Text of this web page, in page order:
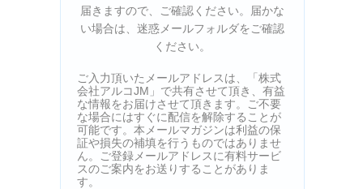
届きますので、ご確認ください。届かな
い場合は、迷惑メールフォルダをご確認
ください。
ご入力頂いたメールアドレスは、「株式
会社アルコJM」で共有させて頂き、有益
な情報をお届けさせて頂きます。ご不要
な場合にはすぐに配信を解除することが
可能です。本メールマガジンは利益の保
証や損失の補填を行うものではありませ
ん。ご登録メールアドレスに有料サービ
スのご案内をお送りすることがありま
す。